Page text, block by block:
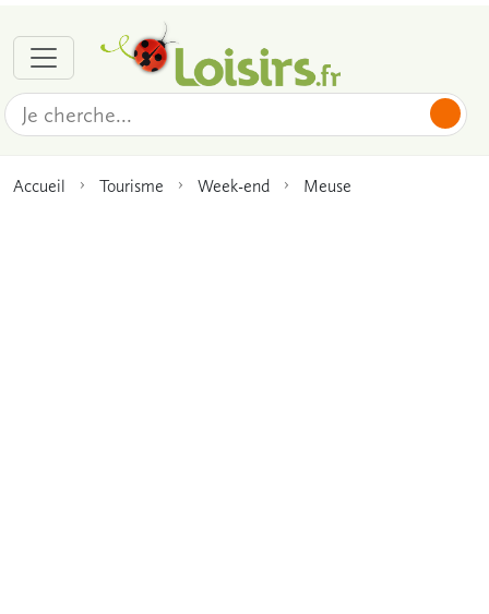
Accueil Tourisme Week-end Meuse